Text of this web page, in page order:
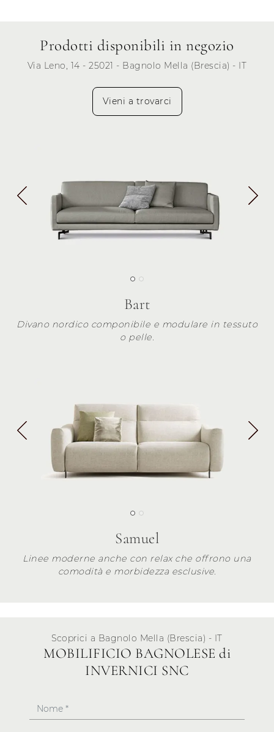
Prodotti disponibili in negozio
Via Leno, 14 - 25021 - Bagnolo Mella (Brescia) - IT
Vieni a trovarci
Bart
Divano nordico componibile e modulare in tessuto
o pelle.
Samuel
Linee moderne anche con relax che offrono una
comodità e morbidezza esclusive.
Scoprici a Bagnolo Mella (Brescia) - IT
MOBILIFICIO BAGNOLESE di
INVERNICI SNC